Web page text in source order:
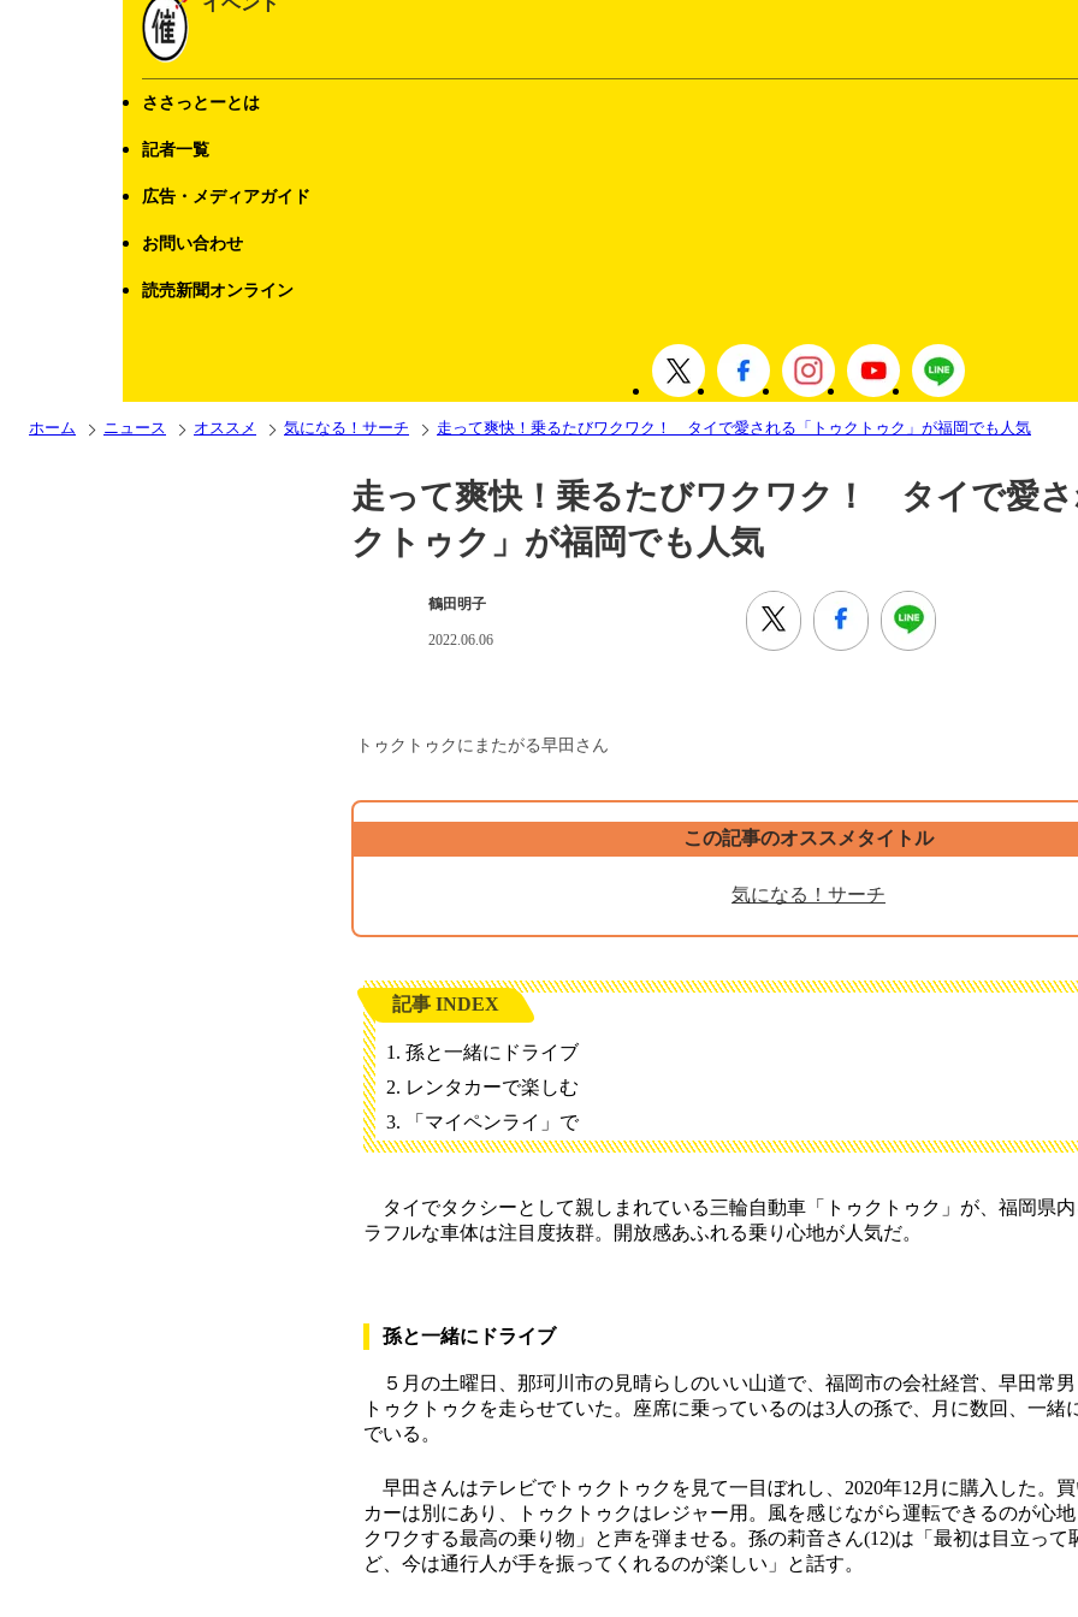
ささっとーとは
記者一覧
広告・メディアガイド
お問い合わせ
読売新聞オンライン
ホーム ニュース オススメ 気になる！サーチ 走って爽快！乗るたびワクワク！ タイで愛される「トゥクトゥク」が福岡でも人気
走って爽快！乗るたびワクワク！ タイで愛
クトゥク」が福岡でも人気
鶴田明子
2022.06.06
トゥクトゥクにまたがる早田さん
この記事のオススメタイトル
気になる！サーチ
記事 INDEX
孫と一緒にドライブ
レンタカーで楽しむ
「マイペンライ」で
タイでタクシーとして親しまれている三輪自動車「トゥクトゥク」が、福岡県
ラフルな車体は注目度抜群。開放感あふれる乗り心地が人気だ。
孫と一緒にドライブ
５月の土曜日、那珂川市の見晴らしのいい山道で、福岡市の会社経営、早田常
トゥクトゥクを走らせていた。座席に乗っているのは3人の孫で、月に数回、一緒
でいる。
早田さんはテレビでトゥクトゥクを見て一目ぼれし、2020年12月に購入した。
カーは別にあり、トゥクトゥクはレジャー用。風を感じながら運転できるのが心
クワクする最高の乗り物」と声を弾ませる。孫の莉音さん(12)は「最初は目立って
ど、今は通行人が手を振ってくれるのが楽しい」と話す。